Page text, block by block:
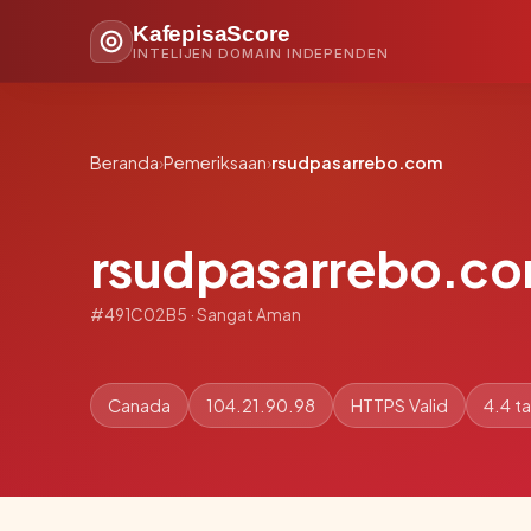
KafepisaScore
INTELIJEN DOMAIN INDEPENDEN
Beranda›Pemeriksaan›rsudpasarrebo.com
#491C02B5 · Sangat Aman
Canada 104.21.90.98 HTTPS Valid 4.4